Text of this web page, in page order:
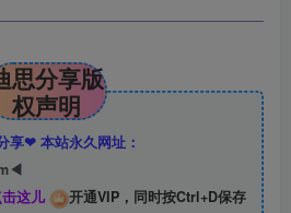
思分享版
权声明
享❤ 本站永久网址：
击这儿
开通VIP，同时按Ctrl+D保存